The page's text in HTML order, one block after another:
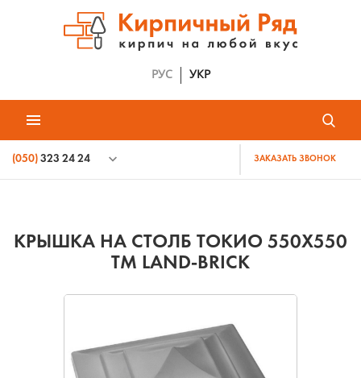
РУС УКР
(050) 323 24 24 ЗАКАЗАТЬ ЗВОНОК
КРЫШКА НА СТОЛБ ТОКИО 550Х550
ТМ LAND-BRICK